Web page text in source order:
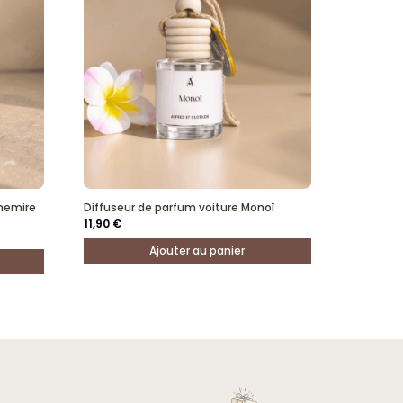
Diffuseur de parfum voiture Monoï
11,90 €
Ajouter au panier